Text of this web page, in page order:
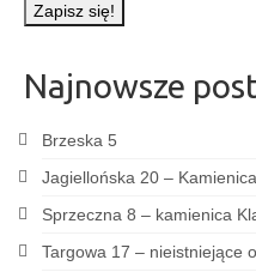
Najnowsze
Brzeska 5
Jagiellońska 20 –
Sprzeczna 8 – kamienica
Targowa 17 – nieistniejące